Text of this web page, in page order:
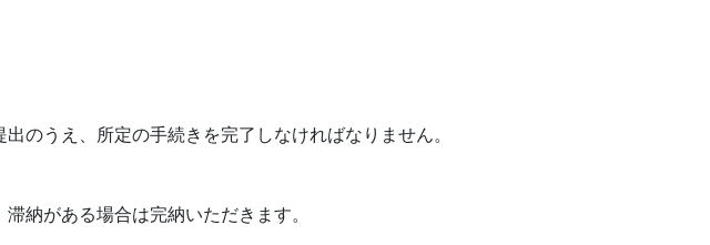
のうえ、所定の手続きを完了しなければなりません。
納がある場合は完納いただきます。